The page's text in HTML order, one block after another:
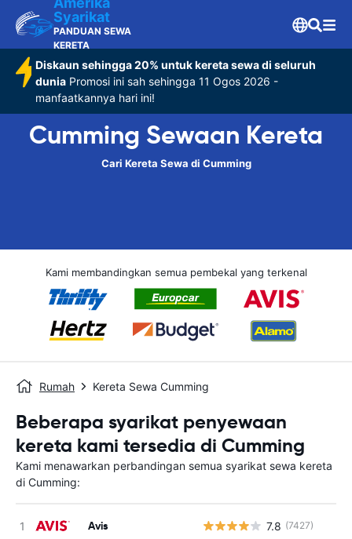
Syarikat
PANDUAN SEWA
KERETA
Diskaun sehingga 20% untuk kereta sewa di seluruh
dunia Promosi ini sah sehingga 11 Ogos 2026 -
manfaatkannya hari ini!
Cumming Sewaan Kereta
Cari Kereta Sewa di Cumming
Kami membandingkan semua pembekal yang terkenal
Rumah Kereta Sewa Cumming
Beberapa syarikat penyewaan
kereta kami tersedia di Cumming
Kami menawarkan perbandingan semua syarikat sewa kereta
di Cumming:
Avis 7.8 (7427)